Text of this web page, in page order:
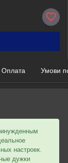
Оплата Умови
настроек.
дужки